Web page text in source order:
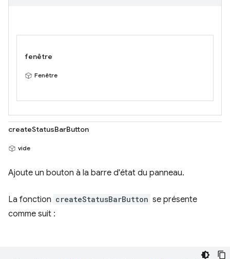
fenêtre
Fenêtre
createStatusBarButton
vide
Ajoute un bouton à la barre d'état du panneau.
La fonction createStatusBarButton se présente
comme suit :